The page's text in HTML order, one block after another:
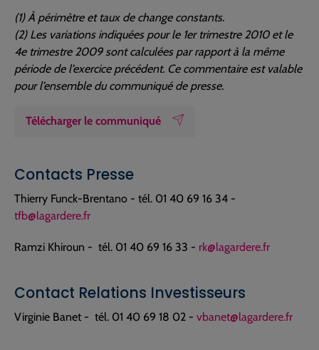
(1) À périmètre et taux de change constants.
(2) Les variations indiquées pour le 1er trimestre 2010 et le
4e trimestre 2009 sont calculées par rapport à la même
période de l’exercice précédent. Ce commentaire est valable
pour l’ensemble du communiqué de presse.
Télécharger le communiqué
Contacts Presse
Thierry Funck-Brentano - tél. 01 40 69 16 34 -
tfb@lagardere.fr
Ramzi Khiroun - tél. 01 40 69 16 33 - rk@lagardere.fr
Contact Relations Investisseurs
Virginie Banet - tél. 01 40 69 18 02 - vbanet@lagardere.fr